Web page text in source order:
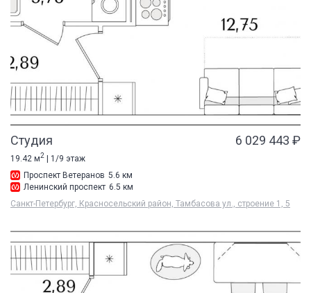
Студия 6 029 443 ₽
19.42 м2 | 1/9 этаж
Проспект Ветеранов 5.6 км
Ленинский проспект 6.5 км
Санкт-Петербург, Красносельский район, Тамбасова ул., строение 1, 5